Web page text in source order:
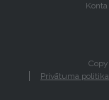
Privātuma politika